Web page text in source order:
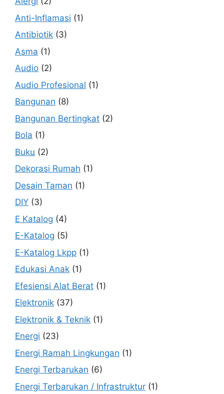
Anti-Inflamasi (1)
Antibiotik (3)
Asma (1)
Audio (2)
Audio Profesional (1)
Bangunan (8)
Bangunan Bertingkat (2)
Bola (1)
Buku (2)
Dekorasi Rumah (1)
Desain Taman (1)
DIY (3)
E Katalog (4)
E-Katalog (5)
E-Katalog Lkpp (1)
Edukasi Anak (1)
Efesiensi Alat Berat (1)
Elektronik (37)
Elektronik & Teknik (1)
Energi (23)
Energi Ramah Lingkungan (1)
Energi Terbarukan (6)
Energi Terbarukan / Infrastruktur (1)